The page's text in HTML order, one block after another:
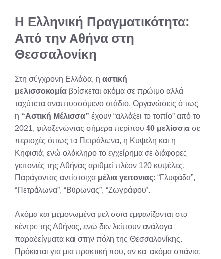
Η Ελληνική Πραγματικότητα:
Από την Αθήνα στη
Θεσσαλονίκη
Στη σύγχρονη Ελλάδα, η αστική
μελισσοκομία βρίσκεται ακόμα σε πρώιμο αλλά
ταχύτατα αναπτυσσόμενο στάδιο. Οργανώσεις όπως
η “Αστική Μέλισσα” έχουν “αλλάξει το τοπίο” από το
2021, φιλοξενώντας σήμερα περίπου 40 μελίσσια σε
περιοχές όπως τα Πετράλωνα, η Κυψέλη και η
Κηφισιά, ενώ ολόκληρο το εγχείρημα σε διάφορες
γειτονιές της Αθήνας αριθμεί πλέον 120 κυψέλες.
Παράγοντας αντίστοιχα μέλια γειτονιάς: “Γλυφάδα”,
“Πετράλωνα”, “Βύρωνας”, “Ζωγράφου”.
Ακόμα και μεμονωμένα μελίσσια εμφανίζονται στο
κέντρο της Αθήνας, ενώ δεν λείπουν ανάλογα
παραδείγματα και στην πόλη της Θεσσαλονίκης.
Πρόκειται για μια πρακτική που, αν και ακόμα σπάνια,